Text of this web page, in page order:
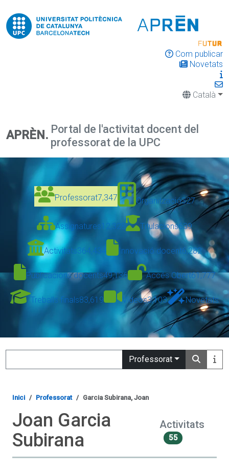
Com publicar
Novetats
Català
APRÈN. Portal de l'activitat docent del
professorat de la UPC
Professorat7,347 Organització327
Assignatures12,328 Titulacions639
Activitats364,434 Innovació docent6,282
Publicacions docents49,136 Accés Obert61,777
Treballs finals83,619 Vídeos3,103 Novetats
Professorat
Inici Professorat Garcia Subirana, Joan
Joan Garcia
Subirana
Activitats
55